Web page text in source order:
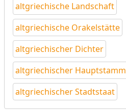
altgriechische Landschaft
altgriechische Orakelstätte
altgriechischer Dichter
altgriechischer Hauptstamm
altgriechischer Stadtstaat